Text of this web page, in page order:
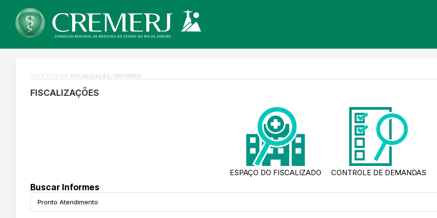
VOCÊ ESTÁ EM: FISCALIZAÇÃO / INFORMES
FISCALIZAÇÕES
ESPAÇO DO FISCALIZADO CONTROLE DE DEMANDAS
Buscar Informes